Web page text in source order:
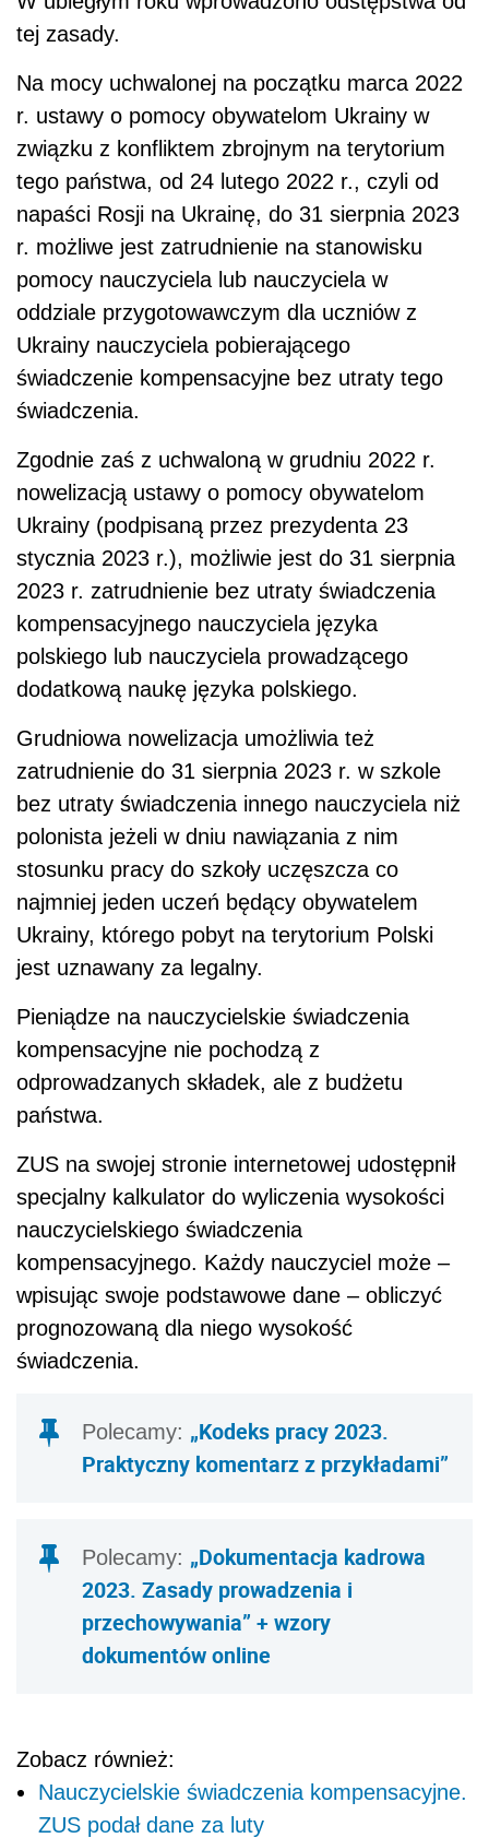
tej zasady.
Na mocy uchwalonej na początku marca 2022
r. ustawy o pomocy obywatelom Ukrainy w
związku z konfliktem zbrojnym na terytorium
tego państwa, od 24 lutego 2022 r., czyli od
napaści Rosji na Ukrainę, do 31 sierpnia 2023
r. możliwe jest zatrudnienie na stanowisku
pomocy nauczyciela lub nauczyciela w
oddziale przygotowawczym dla uczniów z
Ukrainy nauczyciela pobierającego
świadczenie kompensacyjne bez utraty tego
świadczenia.
Zgodnie zaś z uchwaloną w grudniu 2022 r.
nowelizacją ustawy o pomocy obywatelom
Ukrainy (podpisaną przez prezydenta 23
stycznia 2023 r.), możliwie jest do 31 sierpnia
2023 r. zatrudnienie bez utraty świadczenia
kompensacyjnego nauczyciela języka
polskiego lub nauczyciela prowadzącego
dodatkową naukę języka polskiego.
Grudniowa nowelizacja umożliwia też
zatrudnienie do 31 sierpnia 2023 r. w szkole
bez utraty świadczenia innego nauczyciela niż
polonista jeżeli w dniu nawiązania z nim
stosunku pracy do szkoły uczęszcza co
najmniej jeden uczeń będący obywatelem
Ukrainy, którego pobyt na terytorium Polski
jest uznawany za legalny.
Pieniądze na nauczycielskie świadczenia
kompensacyjne nie pochodzą z
odprowadzanych składek, ale z budżetu
państwa.
ZUS na swojej stronie internetowej udostępnił
specjalny kalkulator do wyliczenia wysokości
nauczycielskiego świadczenia
kompensacyjnego. Każdy nauczyciel może –
wpisując swoje podstawowe dane – obliczyć
prognozowaną dla niego wysokość
świadczenia.
Polecamy: „Kodeks pracy 2023.
Praktyczny komentarz z przykładami”
Polecamy: „Dokumentacja kadrowa
2023. Zasady prowadzenia i
przechowywania” + wzory
dokumentów online
Zobacz również:
Nauczycielskie świadczenia kompensacyjne.
ZUS podał dane za luty